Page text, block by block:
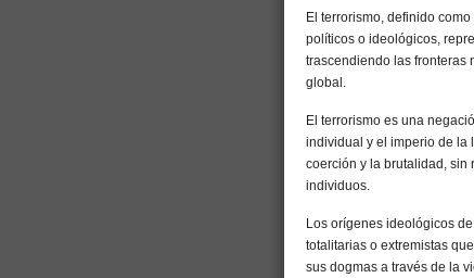
El terrorismo, definido
políticos o ideológicos,
trascendiendo las fronteras
global.
El terrorismo es una
individual y el imperio de la
coerción y la brutalidad, sin
individuos.
Los orígenes ideológicos
totalitarias o extremistas
sus dogmas a través de la